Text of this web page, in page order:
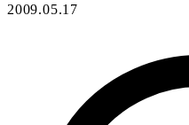
2009.05.17